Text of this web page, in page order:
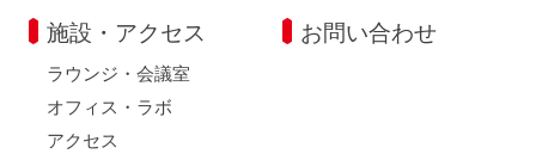
施設・アクセス
ラウンジ・会議室
オフィス・ラボ
アクセス
お問い合わせ